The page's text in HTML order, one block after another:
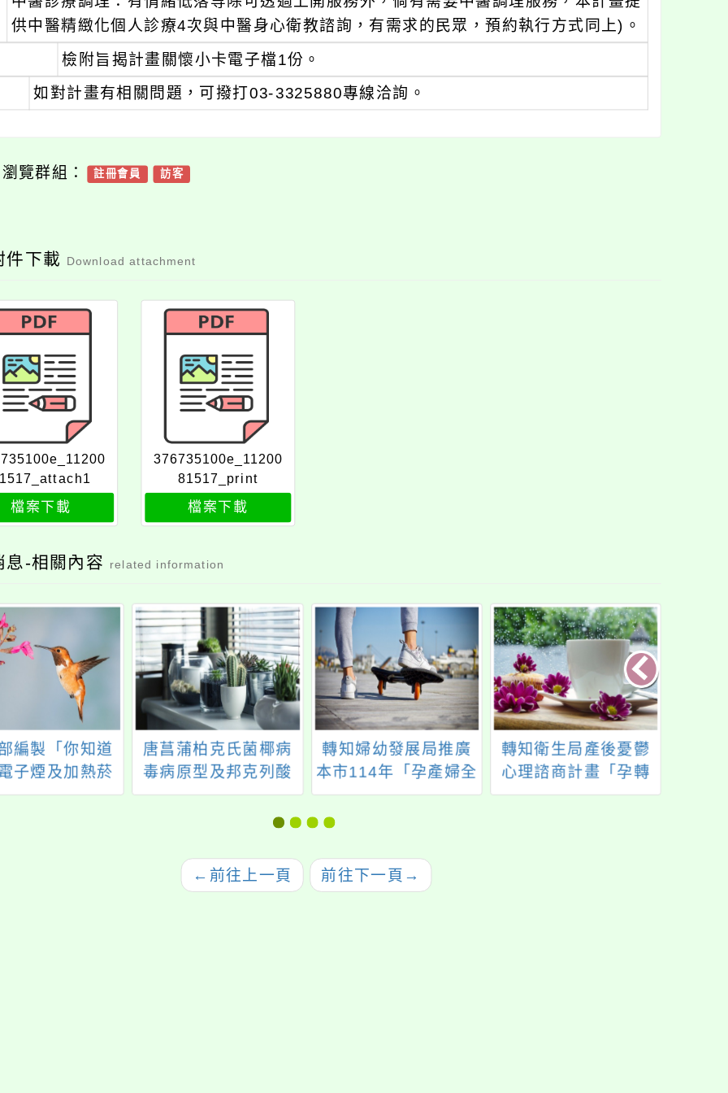
供中醫精緻化個人診療4次與中醫身心衛教諮詢，有需求的民眾，預約執行方式同上)。
檢附旨揭計畫關懷小卡電子檔1份。
如對計畫有相關問題，可撥打03-3325880專線洽詢。
覽群組： 註冊會員 訪客
件下載 Download attachment
檔案下載
376735100e_11200
81517_print
檔案下載
息-相關內容 related information
編製「你知道
子煙及加熱菸
絢麗包裝下的
唐菖蒲柏克氏菌椰病
毒病原型及邦克列酸
風險管控指引
轉知婦幼發展局推廣
本市114年「孕產婦全
方位守護計畫」一案
轉知衛生局產後憂鬱
心理諮商計畫「孕轉
心生活 傾聽伴您
← 前往上一頁 前往下一頁 →